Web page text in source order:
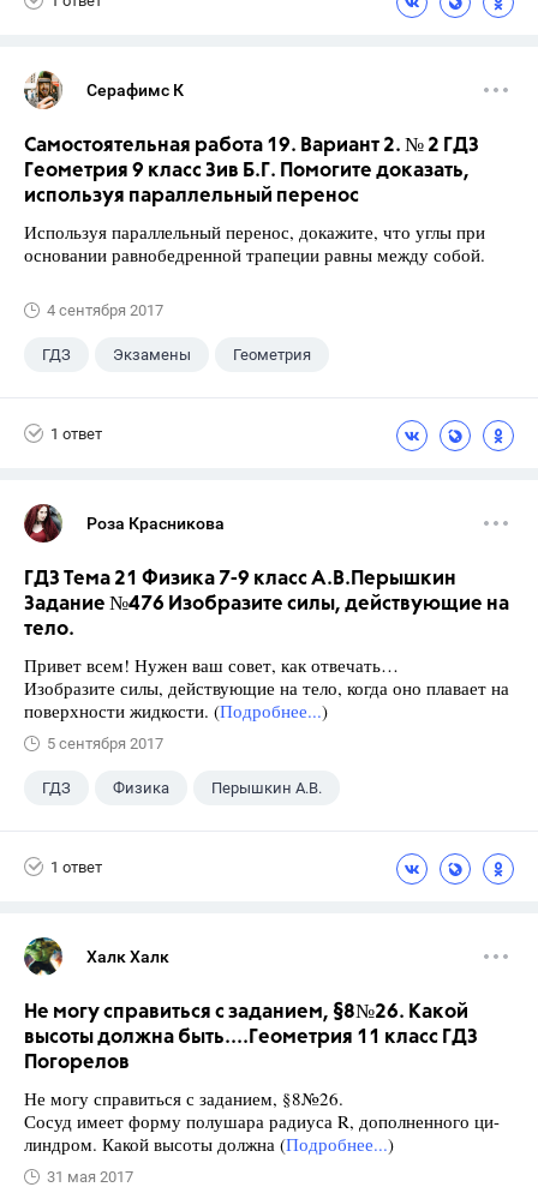
Серафимс К
Самостоятельная работа 19. Вариант 2. № 2 ГДЗ
Геометрия 9 класс Зив Б.Г. Помогите доказать,
используя параллельный перенос
Используя параллельный перенос, докажите, что углы при
основании равнобедренной трапеции равны между собой.
4 сентября 2017
ГДЗ Экзамены Геометрия
1 ответ
Роза Красникова
ГДЗ Тема 21 Физика 7-9 класс А.В.Перышкин
Задание №476 Изобразите силы, действующие на
тело.
Привет всем! Нужен ваш совет, как отвечать…
Изобразите силы, действующие на тело, когда оно плавает на
поверхности жидкости. (Подробнее...)
5 сентября 2017
ГДЗ Физика Перышкин А.В.
1 ответ
Халк Халк
Не могу справиться с заданием, §8№26. Какой
высоты должна быть....Геометрия 11 класс ГДЗ
Погорелов
Не могу справиться с заданием, §8№26.
Сосуд имеет форму полушара радиуса R, дополненного ци-
линдром. Какой высоты должна (Подробнее...)
31 мая 2017